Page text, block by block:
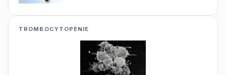
TROMBOCYTOPENIE